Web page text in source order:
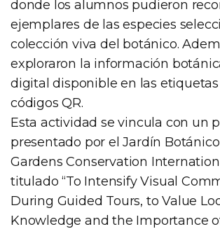
donde los alumnos pudieron
ejemplares de las especies
colección viva del botánico.
exploraron la información
digital disponible en las
códigos QR.
Esta actividad se vincula con un
presentado por el Jardín
Gardens Conservation
titulado “To Intensify Visual
During Guided Tours, to Value
Knowledge and the Importance